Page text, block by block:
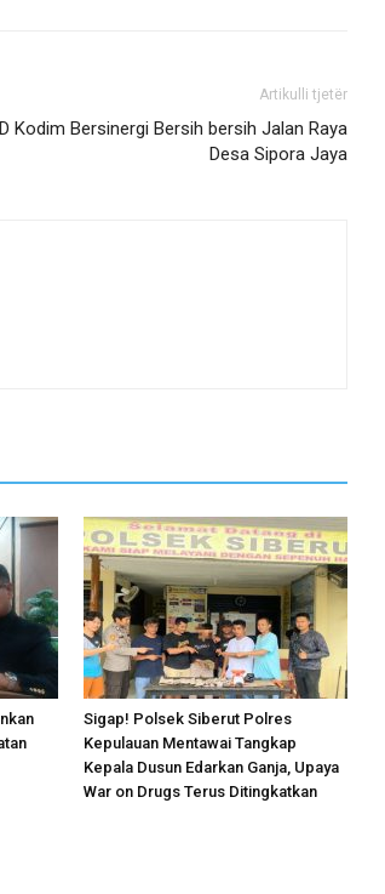
Artikulli tjetër
Kodim Bersinergi Bersih bersih Jalan Raya
Desa Sipora Jaya
Sigap! Polsek Siberut Polres
Kepulauan Mentawai Tangkap
Kepala Dusun Edarkan Ganja, Upaya
War on Drugs Terus Ditingkatkan